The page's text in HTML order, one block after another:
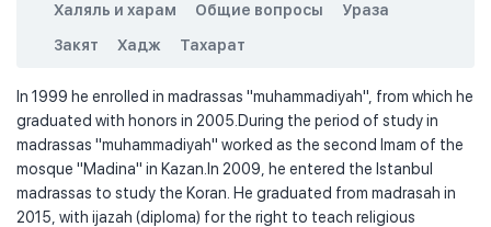
Халяль и харам
Общие вопросы
Ураза
Закят
Хадж Тахарат
In 1999 he enrolled in madrassas "muhammadiyah", from which he
graduated with honors in 2005.During the period of study in
madrassas "muhammadiyah" worked as the second Imam of the
mosque "Madina" in Kazan.In 2009, he entered the Istanbul
madrassas to study the Koran. He graduated from madrasah in
2015, with ijazah (diploma) for the right to teach religious